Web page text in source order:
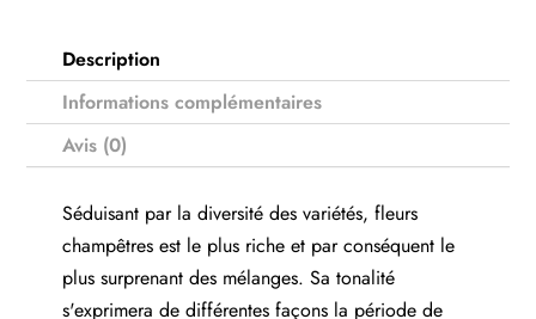
Description
Informations complémentaires
Avis (0)
Séduisant par la diversité des variétés, fleurs
champêtres est le plus riche et par conséquent le
plus surprenant des mélanges. Sa tonalité
s'exprimera de différentes façons la période de